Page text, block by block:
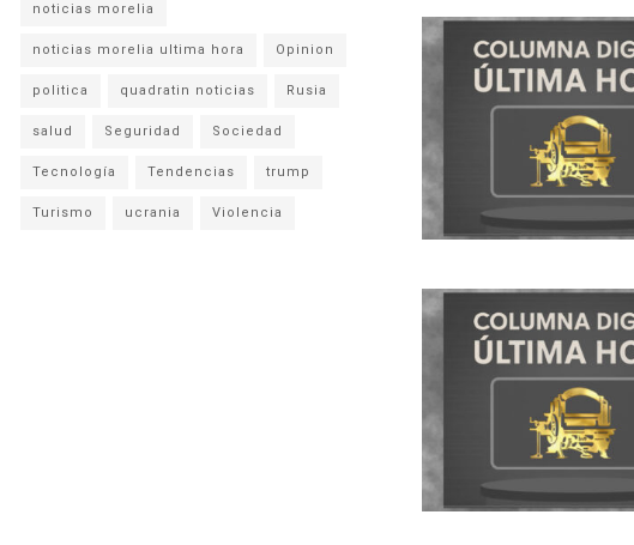
noticias morelia
noticias morelia ultima hora Opinion
politica quadratin noticias Rusia
salud Seguridad Sociedad
Tecnología Tendencias trump
Turismo ucrania Violencia